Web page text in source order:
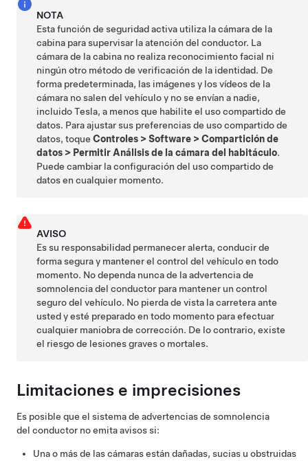
NOTA
Esta función de seguridad activa utiliza la cámara de la
cabina para supervisar la atención del conductor. La
cámara de la cabina no realiza reconocimiento facial ni
ningún otro método de verificación de la identidad. De
forma predeterminada, las imágenes y los vídeos de la
cámara no salen del vehículo y no se envían a nadie,
incluido Tesla, a menos que habilite el uso compartido de
datos. Para ajustar sus preferencias de uso compartido de
datos, toqueControles >Software >Compartición de
datos > Permitir Análisis de la cámara del habitáculo.
Puede cambiar la configuración del uso compartido de
datos en cualquier momento.
AVISO
Es su responsabilidad permanecer alerta, conducir de
forma segura y mantener el control del vehículo en todo
momento. No dependa nunca de la advertencia de
somnolencia del conductor para mantener un control
seguro del vehículo. No pierda de vista la carretera ante
usted y esté preparado en todo momento para efectuar
cualquier maniobra de corrección. De lo contrario, existe
el riesgo de lesiones graves o mortales.
Limitaciones e imprecisiones
Es posible que el sistema de advertencias de somnolencia
del conductor no emita avisos si:
Una o más de las cámaras están dañadas, sucias u obstruidas